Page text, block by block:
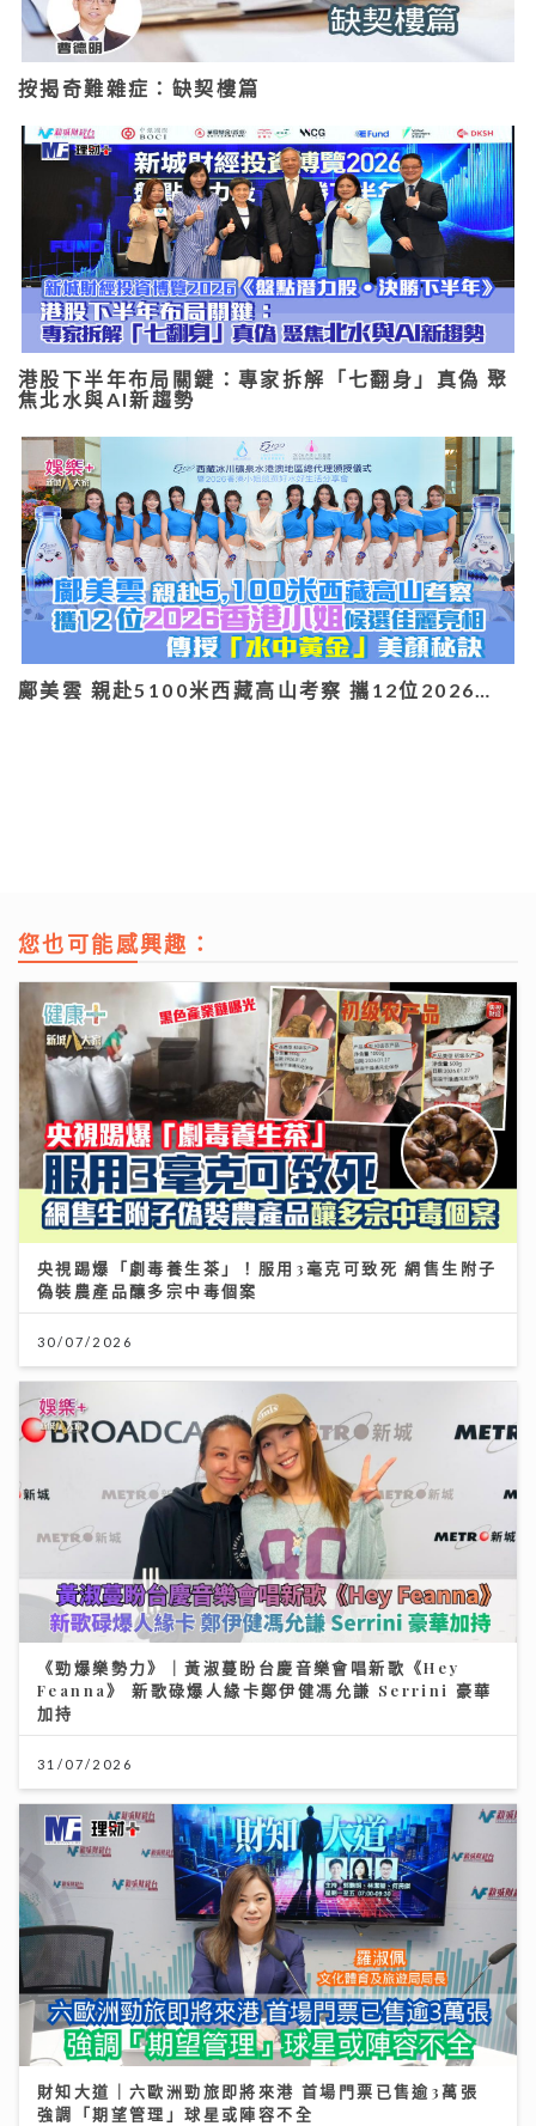
按揭奇難雜症：缺契樓篇
港股下半年布局關鍵：專家拆解「七翻身」真偽 聚
焦北水與AI新趨勢
鄺美雲 親赴5100米西藏高山考察 攜12位2026…
您也可能感興趣：
央視踢爆「劇毒養生茶」！服用3毫克可致死 網售生附子
偽裝農產品釀多宗中毒個案
30/07/2026
《勁爆樂勢力》｜黃淑蔓盼台慶音樂會唱新歌《Hey
Feanna》 新歌碌爆人緣卡鄭伊健馮允謙 Serrini 豪華
加持
31/07/2026
財知大道｜六歐洲勁旅即將來港 首場門票已售逾3萬張
強調「期望管理」球星或陣容不全